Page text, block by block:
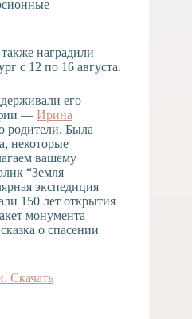
наградили
с 12 по 16 августа.
его
— Ирина
родители. Была
некоторые
вашему
“Земля
экспедиция
150 лет открытия
монумента
о спасении
Скачать